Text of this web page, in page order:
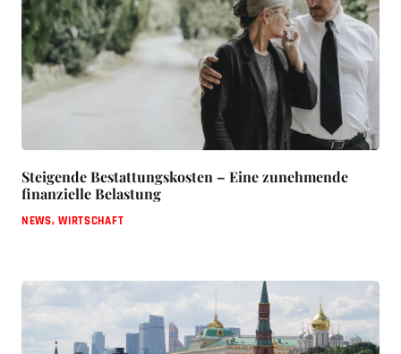
Steigende Bestattungskosten – Eine zunehmende
finanzielle Belastung
NEWS,WIRTSCHAFT